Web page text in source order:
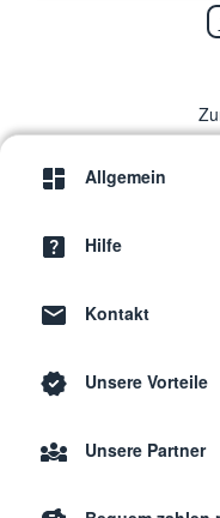
Allgemein
Hilfe
Kontakt
Unsere Vorteile
Unsere Partner